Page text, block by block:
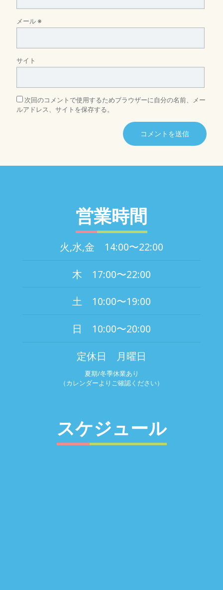
メール ※
サイト
次回のコメントで使用するためブラウザーに自分の名前、メー
ルアドレス、サイトを保存する。
営業時間
火,水,金 14:00〜22:00
木 17:00〜22:00
土 10:00〜19:00
日 10:00〜20:00
定休日 月曜日
夏期/冬季休業あり
（カレンダーよりご確認ください）
スケジュール